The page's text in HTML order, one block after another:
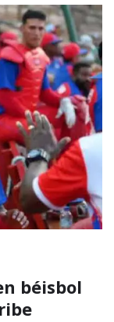
béisbol